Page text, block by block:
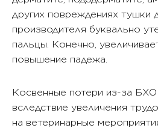
других повреждениях тушки
производителя буквально
пальцы. Конечно,
повышение падежа.
Косвенные потери из-за
вследствие увеличения
на ветеринарные